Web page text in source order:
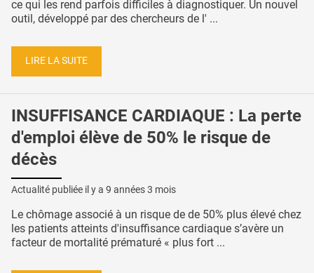
ce qui les rend parfois difficiles à diagnostiquer. Un nouvel
outil, développé par des chercheurs de l' ...
LIRE LA SUITE
INSUFFISANCE CARDIAQUE : La perte
d'emploi élève de 50% le risque de
décès
Actualité publiée il y a 9 années 3 mois
Le chômage associé à un risque de de 50% plus élevé chez
les patients atteints d'insuffisance cardiaque s’avère un
facteur de mortalité prématuré « plus fort ...